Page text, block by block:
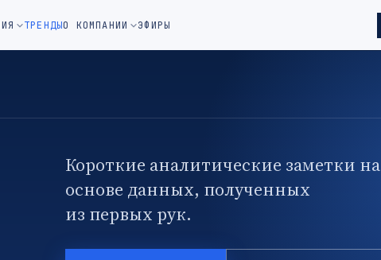
ТРЕНДЫО КОМПАНИИ ЭФИРЫ
Короткие аналитические заметки на
основе данных, полученных
из первых рук.